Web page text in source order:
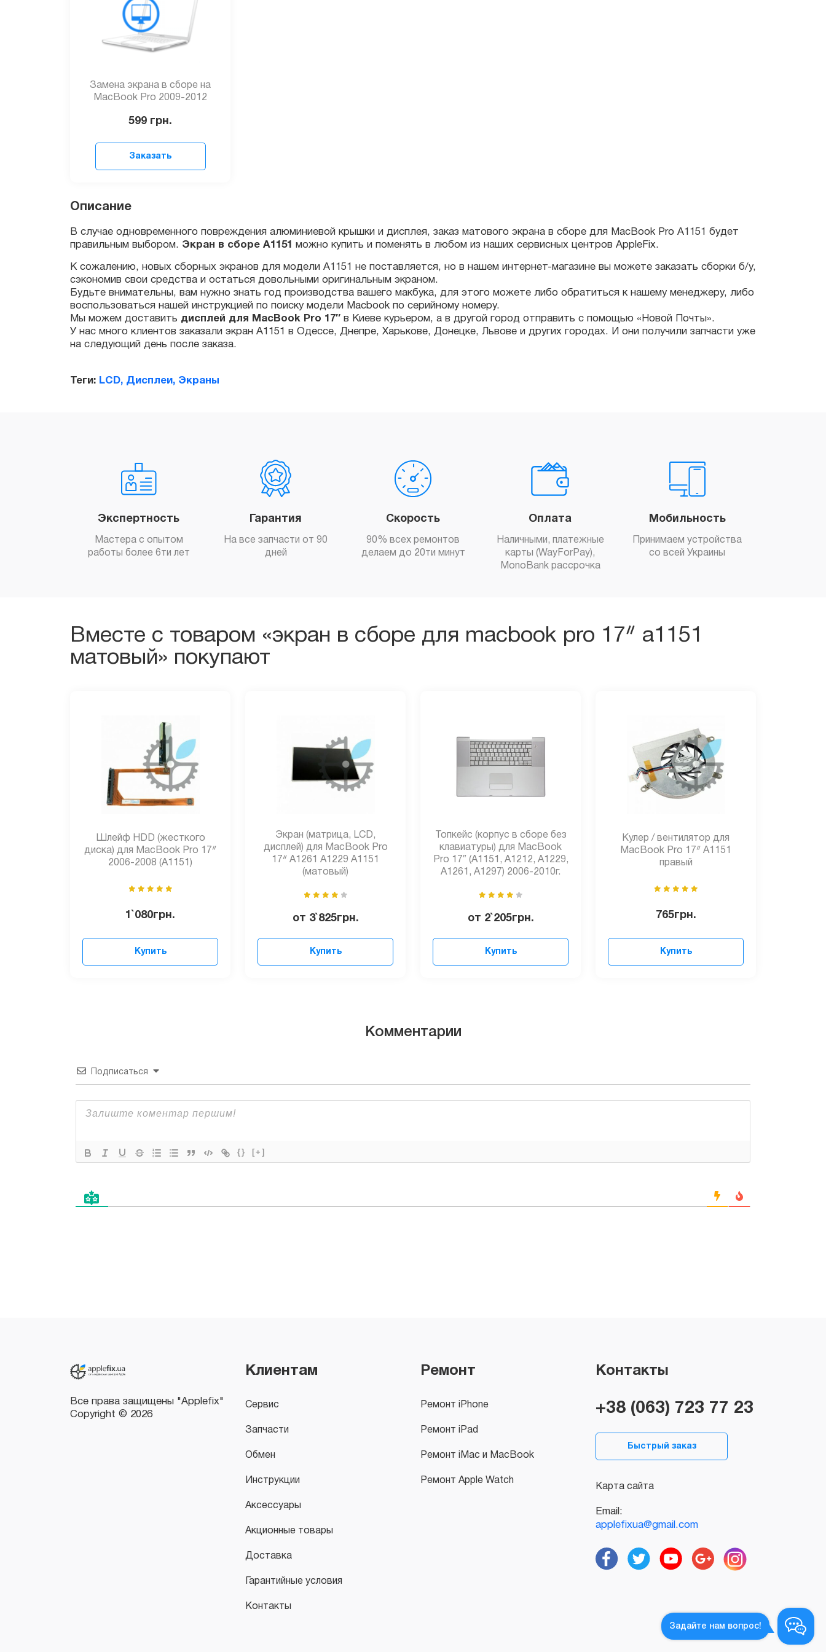
Замена экрана в сборе на
MacBook Pro 2009-2012
599 грн.
Заказать
Описание
правильным выбором.
К сожалению, новых сборных экранов для модели A1151 не поставляется, но в нашем интернет-магазине вы можете заказать сборки б/у,
сэкономив свои средства и остаться довольными оригинальным экраном.
воспользоваться нашей инструкцией по поиску модели Macbook по серийному номеру.
Мы можем доставитьдисплей для MacBook Pro 17″в Киеве курьером, а в другой город отправить с помощью «Новой Почты».
У нас много клиентов заказали экран A1151 в Одессе, Днепре, Харькове, Донецке, Львове и других городах. И они получили запчасти уже
на следующий день после заказа.
Теги: LCD, Дисплеи, Экраны
Экспертность
Мастера с опытом
работы более 6ти лет
Гарантия
На все запчасти от 90
дней
Скорость
90% всех ремонтов
делаем до 20ти минут
Оплата
Наличными, платежные
карты (WayForPay),
MonoBank рассрочка
Мобильность
Принимаем устройства
со всей Украины
Вместе с товаром «экран в сборе для macbook pro 17ᐥ a1151
матовый» покупают
Шлейф HDD (жесткого
диска) для MacBook Pro 17ᐥ
2006-2008 (A1151)
1`080грн.
Купить
Экран (матрица, LCD,
дисплей) для MacBook Pro
17ᐥ A1261 A1229 A1151
(матовый)
от 3`825грн.
Купить
Топкейс (корпус в сборе без
клавиатуры) для MacBook
Pro 17″ (A1151, A1212, A1229,
A1261, A1297) 2006-2010г.
от 2`205грн.
Купить
Кулер / вентилятор для
MacBook Pro 17ᐥ A1151
правый
765грн.
Купить
Комментарии
Подписаться
{} [+]
Клиентам
Сервис
Запчасти
Обмен
Инструкции
Аксессуары
Акционные товары
Доставка
Гарантийные условия
Контакты
Ремонт
Ремонт iPhone
Ремонт iPad
Ремонт iMac и MacBook
Ремонт Apple Watch
Контакты
+38 (063) 723 77 23
Быстрый заказ
Карта сайта
Email:
applefixua@gmail.com